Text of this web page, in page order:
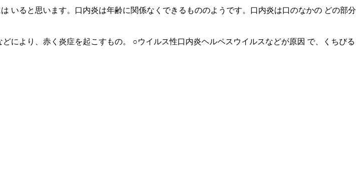
いると思います。口内炎は年齢に関係なくできるもののようです。口内炎は口のなかの どの部分
により、赤く炎症を起こすもの。 ○ウイルス性口内炎ヘルペスウイルスなどが原因 で、くちびる